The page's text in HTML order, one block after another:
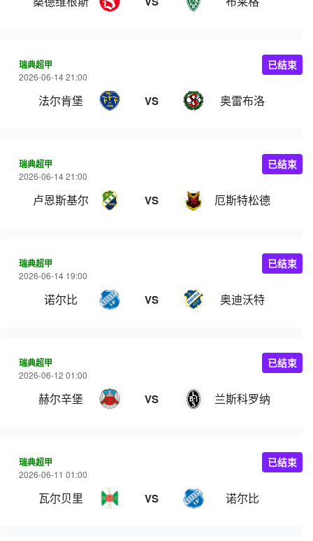
瑞典超甲
2026-06-14 21:00
法尔肯堡 VS 奥雷布洛
已结束
瑞典超甲
2026-06-14 21:00
卢恩斯基尔 VS 厄斯特松德
已结束
瑞典超甲
2026-06-14 19:00
诺尔比 VS 奥迪沃特
已结束
瑞典超甲
2026-06-12 01:00
赫尔辛堡 VS 兰斯科罗纳
已结束
瑞典超甲
2026-06-11 01:00
瓦尔贝里 VS 诺尔比
已结束